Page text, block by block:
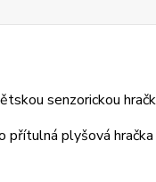
senzorickou
plyšová